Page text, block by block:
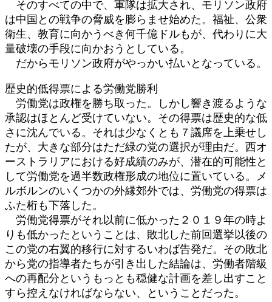
そのすべての中で、軍隊は拡大され、モリソン政府
は中国との戦争の脅威を膨らませ始めた。福祉、公衆
衛生、教育に向かうべき何千億ドルもが、代わりに大
量破壊の手段に向かおうとしている。
だからモリソン政府がやっかい払いとなっている。
歴史的低得票による労働党勝利
労働党は政権を勝ち取った。しかし響き渡るような
承認はほとんど受けていない。その得票は歴史的な低
さに沈んでいる。それは少なくとも７議席を上乗せし
たが、大きな部分はただ緑の党の選択が理由だ。西オ
ーストラリアにおける好成績のみが、潜在的可能性と
して労働党を過半数政権形成の地位に置いている。メ
ルボルンのいくつかの外縁郊外では、労働党の得票は
ふた桁も下落した。
労働党得票がそれ以前に低かった２０１９年の時よ
りも低かったということは、敗北した前回選挙以後の
この党の右翼的移行に対するいわば告発だ。その敗北
から党の指導者たちが引き出した結論は、労働者階級
への再配分というもっとも穏健な計画を差し出すこと
すら控えなければならない、ということだった。